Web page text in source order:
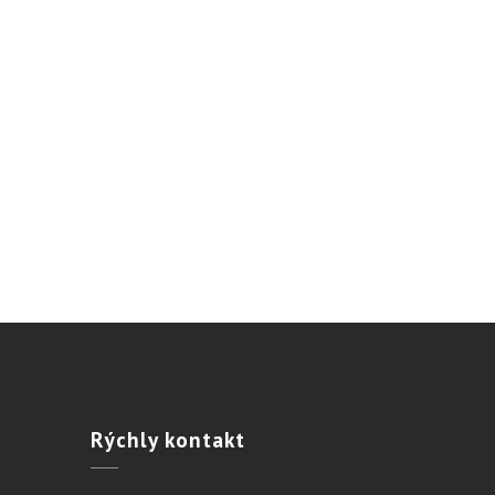
Rýchlykontakt